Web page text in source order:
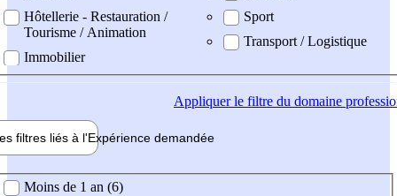
Hôtellerie - Restauration /
Tourisme / Animation
Immobilier
Sport
Transport / Logistique
Appliquerle filtre du domaine
filtres liés à l'Expérience demandée
demandée
Moins de 1 an (6)